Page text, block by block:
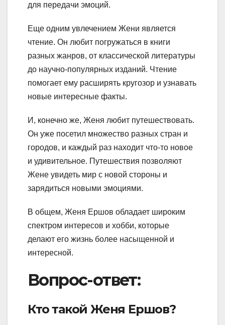
для передачи эмоций.
Еще одним увлечением Жени является
чтение. Он любит погружаться в книги
разных жанров, от классической литературы
до научно-популярных изданий. Чтение
помогает ему расширять кругозор и узнавать
новые интересные факты.
И, конечно же, Женя любит путешествовать.
Он уже посетил множество разных стран и
городов, и каждый раз находит что-то новое
и удивительное. Путешествия позволяют
Жене увидеть мир с новой стороны и
зарядиться новыми эмоциями.
В общем, Женя Ершов обладает широким
спектром интересов и хобби, которые
делают его жизнь более насыщенной и
интересной.
Вопрос-ответ:
Кто такой Женя Ершов?